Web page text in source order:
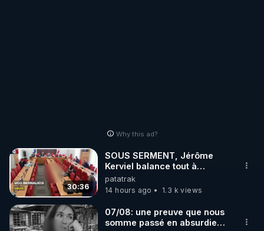
Why this ad?
30:36
SOUS SERMENT, Jérôme
Kerviel balance tout à
l'Assemblée !
patatrak
14 hours ago
1.3 k views
07/08: une preuve que nous
somme passé en absurdie